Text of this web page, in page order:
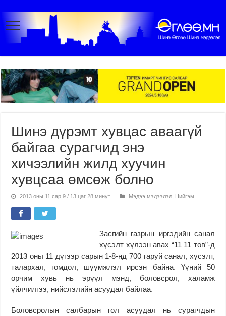
Шинэ дүрэмт хувцас аваагүй
байгаа сурагчид энэ
хичээлийн жилд хуучин
хувцсаа өмсөж болно
2013 оны 11 сар 9 / 13 цаг 28 минут Мэдээ мэдээлэл Нийгэм
Засгийн газрын иргэдийн санал
хүсэлт хүлээн авах “11 11 төв”-д
2013 оны 11 дүгээр сарын 1-8-нд 700 гаруй санал, хүсэлт,
талархал, гомдол, шүүмжлэл ирсэн байна. Үүний 50
орчим хувь нь эрүүл мэнд, боловсрол, халамж
үйлчилгээ, нийслэлийн асуудал байлаа.
Боловсролын салбарын гол асуудал нь сурагчдын